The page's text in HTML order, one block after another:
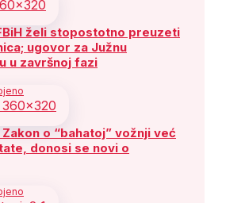
želi stopostotno preuzeti
ugovor za Južnu
u završnoj fazi
o “bahatoj” vožnji već
donosi se novi o